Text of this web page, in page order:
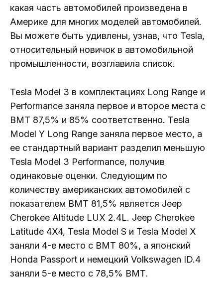
какая часть автомобилей произведена в
Америке для многих моделей автомобилей.
Вы можете быть удивлены, узнав, что Tesla,
относительный новичок в автомобильной
промышленности, возглавила список.
Tesla Model 3 в комплектациях Long Range и
Performance заняла первое и второе места с
ВМТ 87,5% и 85% соответственно. Tesla
Model Y Long Range заняла первое место, а
ее стандартный вариант разделил меньшую
Tesla Model 3 Performance, получив
одинаковые оценки. Следующим по
количеству американских автомобилей с
показателем ВМТ 81,5% является Jeep
Cherokee Altitude LUX 2.4L. Jeep Cherokee
Latitude 4X4, Tesla Model S и Tesla Model X
заняли 4-е место с ВМТ 80%, а японский
Honda Passport и немецкий Volkswagen ID.4
заняли 5-е место с 78,5% ВМТ.